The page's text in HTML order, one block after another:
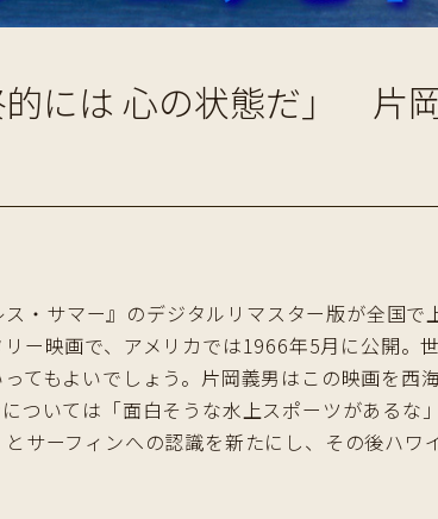
には 心の状態だ」 片岡
・サマー』のデジタルリマスター版が全国で
ー映画で、アメリカでは1966年5月に公開。
てもよいでしょう。片岡義男はこの映画を西
ついては「面白そうな水上スポーツがあるな
サーフィンへの認識を新たにし、その後ハワ